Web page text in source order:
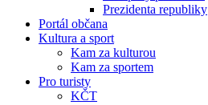
Prezidenta republiky
Portál občana
Kultura a sport
Kam za kulturou
Kam za sportem
Pro turisty
KČT